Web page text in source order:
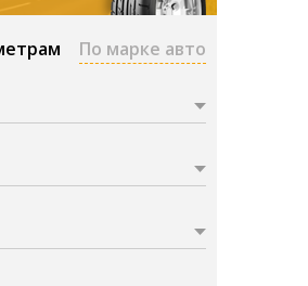
По марке авто